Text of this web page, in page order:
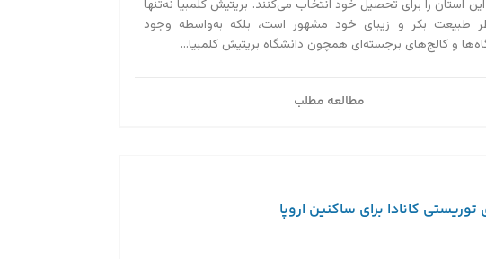
استان را برای تحصیل خود انتخاب می‌کنند. بریتیش کلمبیا نه‌تنها
طبیعت بکر و زیبای خود مشهور است، بلکه به‌واسطه وجود
و کالج‌های برجسته‌ای همچون دانشگاه بریتیش کلمبیا...
مطالعه مطلب
توریستی کانادا برای ساکنین اروپا